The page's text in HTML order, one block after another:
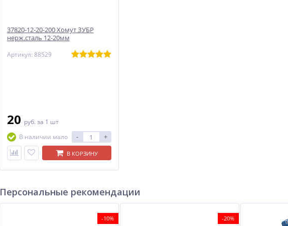
37820-12-20-200 Хомут ЗУБР
нерж.сталь 12-20мм
Артикул: 88529
20 руб. за 1 шт
В наличии мало
- +
В КОРЗИНУ
Персональные рекомендации
-10% -20%